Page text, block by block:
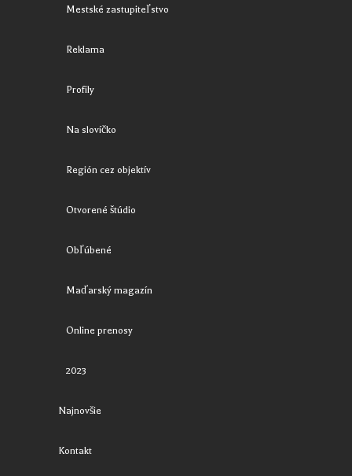
Mestské zastupiteľstvo
Reklama
Profily
Na slovíčko
Región cez objektív
Otvorené štúdio
Obľúbené
Maďarský magazín
Online prenosy
2023
Najnovšie
Kontakt